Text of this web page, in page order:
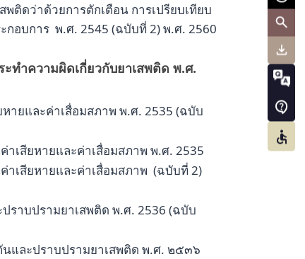
ติดว่าด้วยการตักเตือน การเปรียบเทียบ
อบการ พ.ศ. 2545 (ฉบับที่ 2) พ.ศ. 2560
ทำความผิดเกี่ยวกับยาเสพติด พ.ศ.
ายและค่าเสื่อมสภาพ พ.ศ. 2535 (ฉบับ
เสียหายและค่าเสื่อมสภาพ พ.ศ. 2535
าเสียหายและค่าเสื่อมสภาพ (ฉบับที่ 2)
ราบปรามยาเสพติด พ.ศ. 2536 (ฉบับ
และปราบปรามยาเสพติด พ.ศ. ๒๕๓๖